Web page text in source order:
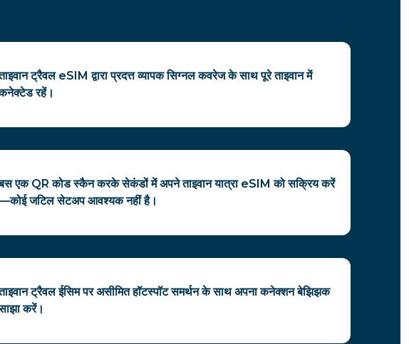
ट्रैवल eSIM द्वारा प्रदत्त व्यापक सिग्नल कवरेज के साथ पूरे ताइवान में
रहें।
एक QR कोड स्कैन करके सेकंडों में अपने ताइवान यात्रा eSIM को सक्रिय करें
जटिल सेटअप आवश्यक नहीं है।
ट्रैवल ईसिम पर असीमित हॉटस्पॉट समर्थन के साथ अपना कनेक्शन बेझिझक
करें।